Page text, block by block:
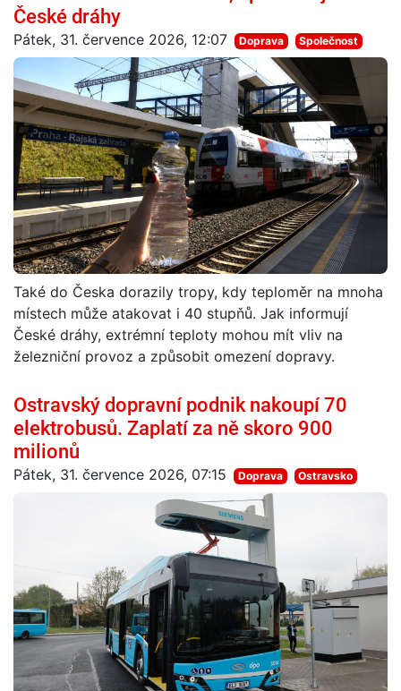
České dráhy
Pátek, 31. července 2026, 12:07 Doprava Společnost
Také do Česka dorazily tropy, kdy teploměr na mnoha
místech může atakovat i 40 stupňů. Jak informují
České dráhy, extrémní teploty mohou mít vliv na
železniční provoz a způsobit omezení dopravy.
Ostravský dopravní podnik nakoupí 70
elektrobusů. Zaplatí za ně skoro 900
milionů
Pátek, 31. července 2026, 07:15 Doprava Ostravsko